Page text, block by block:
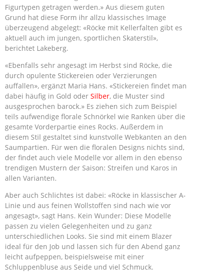
Figurtypen getragen werden.» Aus diesem guten
Grund hat diese Form ihr allzu klassisches Image
überzeugend abgelegt: «Röcke mit Kellerfalten gibt es
aktuell auch im jungen, sportlichen Skaterstil»,
berichtet Lakeberg.
«Ebenfalls sehr angesagt im Herbst sind Röcke, die
durch opulente Stickereien oder Verzierungen
auffallen», ergänzt Maria Hans. «Stickereien findet man
dabei häufig in Gold oder Silber, die Muster sind
ausgesprochen barock.» Es ziehen sich zum Beispiel
teils aufwendige florale Schnörkel wie Ranken über die
gesamte Vorderpartie eines Rocks. Außerdem in
diesem Stil gestaltet sind kunstvolle Webkanten an den
Saumpartien. Für wen die floralen Designs nichts sind,
der findet auch viele Modelle vor allem in den ebenso
trendigen Mustern der Saison: Streifen und Karos in
allen Varianten.
Aber auch Schlichtes ist dabei: «Röcke in klassischer A-
Linie und aus feinen Wollstoffen sind nach wie vor
angesagt», sagt Hans. Kein Wunder: Diese Modelle
passen zu vielen Gelegenheiten und zu ganz
unterschiedlichen Looks. Sie sind mit einem Blazer
ideal für den Job und lassen sich für den Abend ganz
leicht aufpeppen, beispielsweise mit einer
Schluppenbluse aus Seide und viel Schmuck.